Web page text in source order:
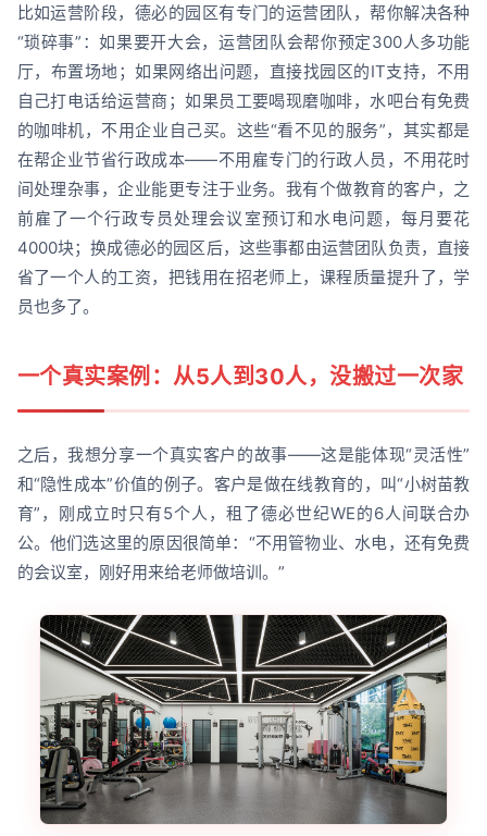
比如运营阶段，德必的园区有专门的运营团队，帮你解决各种
“琐碎事”：如果要开大会，运营团队会帮你预定300人多功能
厅，布置场地；如果网络出问题，直接找园区的IT支持，不用
自己打电话给运营商；如果员工要喝现磨咖啡，水吧台有免费
的咖啡机，不用企业自己买。这些“看不见的服务”，其实都是
在帮企业节省行政成本——不用雇专门的行政人员，不用花时
间处理杂事，企业能更专注于业务。我有个做教育的客户，之
前雇了一个行政专员处理会议室预订和水电问题，每月要花
4000块；换成德必的园区后，这些事都由运营团队负责，直接
省了一个人的工资，把钱用在招老师上，课程质量提升了，学
员也多了。
一个真实案例：从5人到30人，没搬过一次家
之后，我想分享一个真实客户的故事——这是能体现“灵活性”
和“隐性成本”价值的例子。客户是做在线教育的，叫“小树苗教
育”，刚成立时只有5个人，租了德必世纪WE的6人间联合办
公。他们选这里的原因很简单：“不用管物业、水电，还有免费
的会议室，刚好用来给老师做培训。”